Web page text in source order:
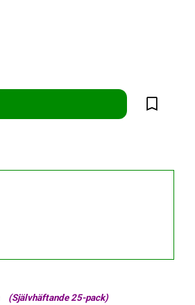
Lägg till
(Självhäftande 25-pack)